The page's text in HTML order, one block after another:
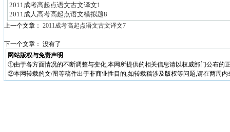
2011成考高起点语文古文译文1
2011成人高考高起点语文模拟题8
上一个文章： 2011成考高起点语文古文译文7
下一个文章： 没有了
网站版权与免责声明
①由于各方面情况的不断调整与变化,本网所提供的相关信息请以权威部门公布的
②本网转载的文/图等稿件出于非商业性目的,如转载稿涉及版权等问题,请在两周内